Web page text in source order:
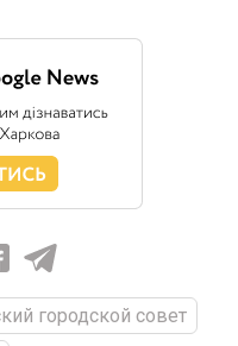
городской совет